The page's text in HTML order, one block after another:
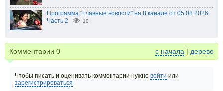
Программа "Главные новости" на 8 канале от 05.08.2026
Часть 2
10
Комментарии 0 с начала | дерево
Чтобы писать и оценивать комментарии нужно войти или
зарегистрироваться